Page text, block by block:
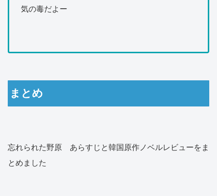
気の毒だよー
まとめ
忘れられた野原 あらすじと韓国原作ノベルレビューをま
とめました